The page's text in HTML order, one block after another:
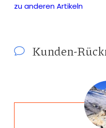
zu anderen Artikeln
Kunden-